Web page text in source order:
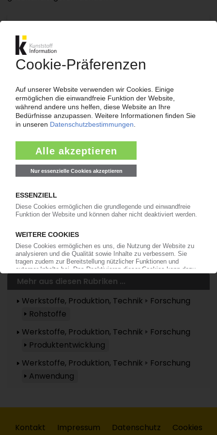
Inhalten im KIWeb ist ein Login erforderlich!
Ihr KI Zugang
jährlich kündbar
ab99€
Bereits KI-Abonnent? Jetzt
anmelden!
Mehr aus diesen Rubriken ...
Werkstoffe, Produktion, Technik
Forschung
Rohstoffe
Werkstoffe, Produktion, Technik
Forschung
Produktentwicklung
Werkstoffe, Produktion, Technik
Forschung
Anwendung
Kontakt Impressum Datenschutz Cookies